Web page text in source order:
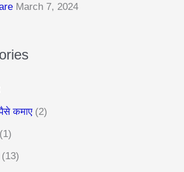
March 7, 2024
कमाए(2)
(1)
(13)